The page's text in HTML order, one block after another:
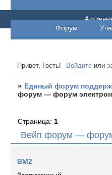
Единый
Форум
Привет, Гость! Войдите или
» Единый форум
форум — форум
Вейп форум — форум
Страница: 1
BM2